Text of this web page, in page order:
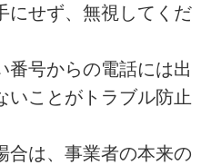
にせず、無視してくだ
番号からの電話には出
いことがトラブル防止
合は、事業者の本来の